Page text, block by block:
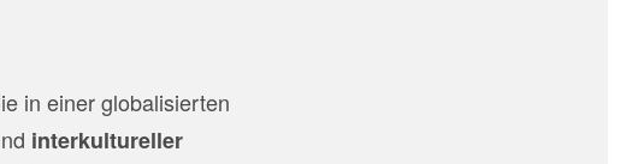
in einer globalisierten
interkultureller